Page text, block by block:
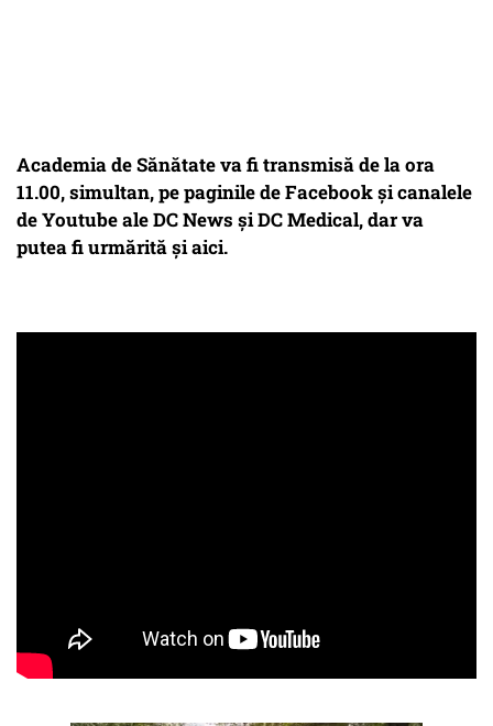
Academia de Sănătate va fi transmisă de la ora
11.00, simultan, pe paginile de Facebook și canalele
de Youtube ale DC News și DC Medical, dar va
putea fi urmărită și aici.